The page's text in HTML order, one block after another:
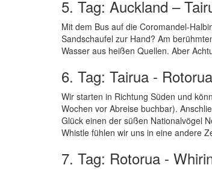
5. Tag: Auckland –
Mit dem Bus auf die Coromandel-
Sandschaufel zur Hand? Am
Wasser aus heißen Quellen. Aber
6. Tag: Tairua -
Wir starten in Richtung Süden und
Wochen vor Abreise buchbar).
Glück einen der süßen Nationalvögel
Whistle fühlen wir uns in eine andere
7. Tag: Rotorua -